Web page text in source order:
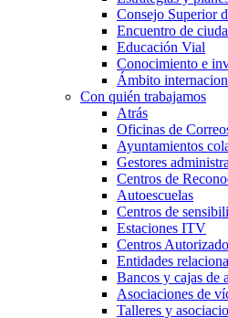
Consejo Superior
Encuentro de
Educación Vial
Conocimiento e
Ámbito
Con quién trabajamos
Atrás
Oficinas de
Ayuntamientos
Gestores
Centros de
Autoescuelas
Centros de
Estaciones ITV
Centros
Entidades
Bancos y cajas de
Asociaciones de
Talleres y